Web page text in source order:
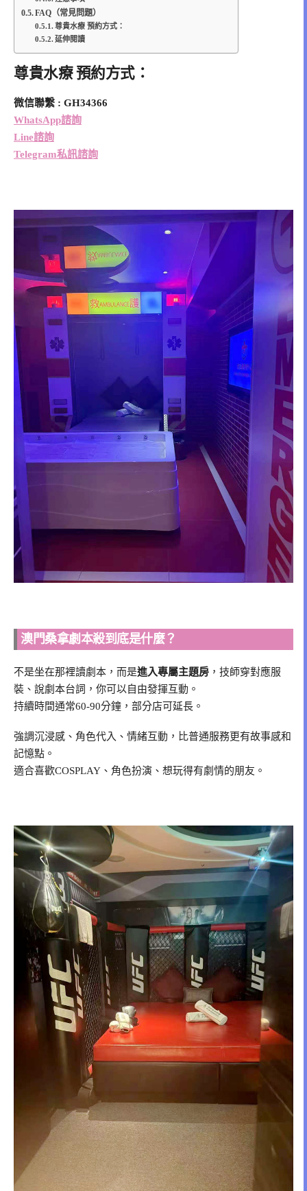
FAQ（常見問題）
尊貴水療 預約方式：
延伸閱讀
尊貴水療 預約方式：
微信聯繫 : GH34366
WhatsApp諮詢
Line諮詢
Telegram私訊諮詢
澳門桑拿劇本殺到底是什麼？
不是坐在那裡讀劇本，而是進入專屬主題房 ，技師穿對應服
裝、說劇本台詞，你可以自由發揮互動。
持續時間通常60-90分鐘，部分店可延長。
強調沉浸感、角色代入、情緒互動，比普通服務更有故事感和
記憶點。
適合喜歡COSPLAY、角色扮演、想玩得有劇情的朋友。